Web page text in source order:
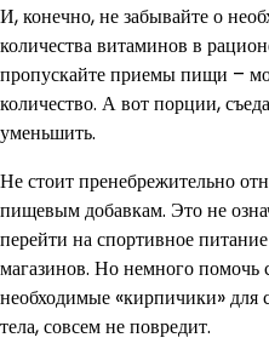
И, конечно, не забывайте о
количества витаминов в
пропускайте приемы пищи –
количество. А вот порции,
уменьшить.
Не стоит пренебрежительно
пищевым добавкам. Это не
перейти на спортивное
магазинов. Но немного помочь
необходимые «кирпичики» для
тела, совсем не повредит.